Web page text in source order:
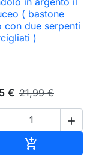
( bastone
con due serpenti
)
€ 21,99 €

